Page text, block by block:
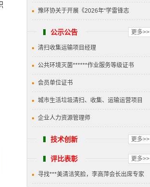
豫环协关于开展《2026年“学雷锋志
更多>>
公示公告
清扫收集运输项目经理
公共环境灭菌******作业服务等级证书
会员单位证书
城市生活垃圾清扫、收集、运输运营项目
企业人力资源管理师
更多>>
技术创新
更多>>
评比表彰
寻找***美清洁笑脸，李高萍会长出席专家